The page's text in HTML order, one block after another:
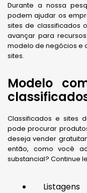
Durante a nossa
podem ajudar os
sites de classificados
avançar para
modelo de negócios e
sites.
Modelo
Classificados e sites
pode procurar
deseja vender
então, como você
substancial? Continue